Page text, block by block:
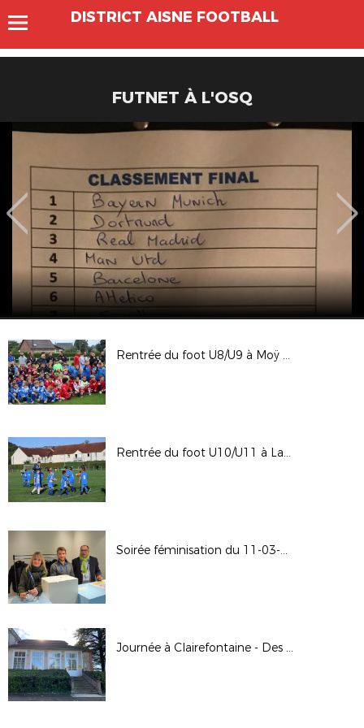
DISTRICT AISNE FOOTBALL
FUTNET À L'OSQ
Rentrée du foot U8/U9 à Moÿ de l'Aisne
Rentrée du foot U10/U11 à Laon Levindrey
Soirée féminisation du 11-03-2022
Journée à Clairefontaine - Des étoiles plein les yeux